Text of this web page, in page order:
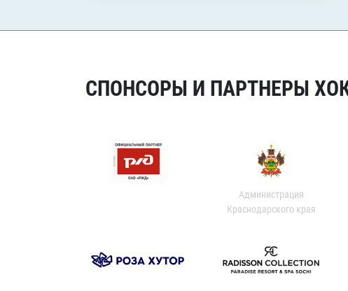
СПОНСОРЫ И ПАРТНЕРЫ
Администрация
Краснодарского края